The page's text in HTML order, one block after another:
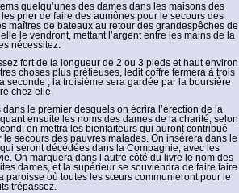
quelqu’unes des dames dans les maisons des
prier de faire des aumônes pour le secours des
maîtres de bateaux au retour des grandespêches de
le vendront, mettant l’argent entre les mains de la
nécessitez.
fort de la longueur de 2 ou 3 pieds et haut environ
choses plus prétieuses, ledit coffre fermera à trois
seconde ; la troisième sera gardée par la boursière
chez elle.
le premier desquels on écrira l’érection de la
ensuite les noms des dames de la charité, selon
on mettra les bienfaiteurs qui auront contribué
secours des pauvres malades. On insérera dans le
seront décédées dans la Compagnie, avec les
On marquera dans l’autre côté du livre le nom des
dames, et la supérieur se souviendra de faire faire
paroisse où toutes les sœurs communieront pour le
trépassez.